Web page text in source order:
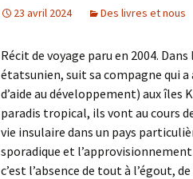
23 avril 2024 Des livres et nous
Récit de voyage paru en 2004.
étatsunien, suit sa compagne qui
d’aide au développement) aux îles
paradis tropical, ils vont au cours
vie insulaire dans un pays
sporadique et
c’est l’absence de tout à l’égout,